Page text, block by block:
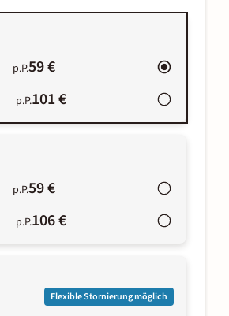
p.P.59 €
p.P.101 €
p.P.59 €
p.P.106 €
Flexible Stornierung möglich